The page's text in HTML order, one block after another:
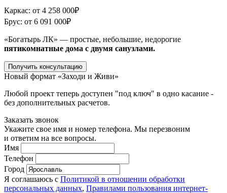
Каркас: от 4 258 000₽
Брус: от 6 091 000₽
«Богатырь ЛК» — простые, небольшие, недорогие
пятикомнатные дома с двумя санузлами.
Получить консультацию
Новый формат «Заходи и Живи»
Любой проект теперь доступен "под ключ" в одно касание -
без дополнительных расчетов.
Заказать звонок
Укажите свое имя и номер телефона. Мы перезвоним
и ответим на все вопросы.
Имя
Телефон
Город
Я соглашаюсь с Политикой в отношении обработки
персональных данных, Правилами пользования интернет-